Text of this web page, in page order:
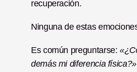
recuperación.
Ninguna de estas
Es común preguntarse:
demás mi diferencia física?»